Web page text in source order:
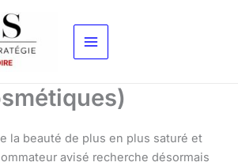
la beauté de plus en plus saturé et
avisé recherche désormais